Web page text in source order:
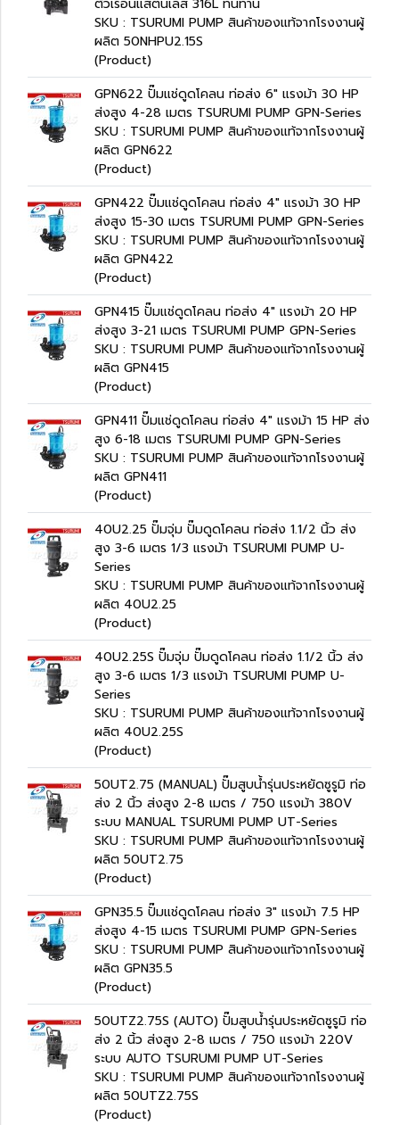
ตัวเรือนแสตนเลส 316L ทนทาน
SKU : TSURUMI PUMP สินค้าของแท้จากโรงงานผู้
ผลิต 50NHPU2.15S
(Product)
GPN622 ปั๊มแช่ดูดโคลน ท่อส่ง 6" แรงม้า 30 HP
ส่งสูง 4-28 เมตร TSURUMI PUMP GPN-Series
SKU : TSURUMI PUMP สินค้าของแท้จากโรงงานผู้
ผลิต GPN622
(Product)
GPN422 ปั๊มแช่ดูดโคลน ท่อส่ง 4" แรงม้า 30 HP
ส่งสูง 15-30 เมตร TSURUMI PUMP GPN-Series
SKU : TSURUMI PUMP สินค้าของแท้จากโรงงานผู้
ผลิต GPN422
(Product)
GPN415 ปั๊มแช่ดูดโคลน ท่อส่ง 4" แรงม้า 20 HP
ส่งสูง 3-21 เมตร TSURUMI PUMP GPN-Series
SKU : TSURUMI PUMP สินค้าของแท้จากโรงงานผู้
ผลิต GPN415
(Product)
GPN411 ปั๊มแช่ดูดโคลน ท่อส่ง 4" แรงม้า 15 HP ส่ง
สูง 6-18 เมตร TSURUMI PUMP GPN-Series
SKU : TSURUMI PUMP สินค้าของแท้จากโรงงานผู้
ผลิต GPN411
(Product)
40U2.25 ปั๊มจุ่ม ปั๊มดูดโคลน ท่อส่ง 1.1/2 นิ้ว ส่ง
สูง 3-6 เมตร 1/3 แรงม้า TSURUMI PUMP U-
Series
SKU : TSURUMI PUMP สินค้าของแท้จากโรงงานผู้
ผลิต 40U2.25
(Product)
40U2.25S ปั๊มจุ่ม ปั๊มดูดโคลน ท่อส่ง 1.1/2 นิ้ว ส่ง
สูง 3-6 เมตร 1/3 แรงม้า TSURUMI PUMP U-
Series
SKU : TSURUMI PUMP สินค้าของแท้จากโรงงานผู้
ผลิต 40U2.25S
(Product)
50UT2.75 (MANUAL) ปั๊มสูบน้ำรุ่นประหยัดซูรูมิ ท่อ
ส่ง 2 นิ้ว ส่งสูง 2-8 เมตร / 750 แรงม้า 380V
ระบบ MANUAL TSURUMI PUMP UT-Series
SKU : TSURUMI PUMP สินค้าของแท้จากโรงงานผู้
ผลิต 50UT2.75
(Product)
GPN35.5 ปั๊มแช่ดูดโคลน ท่อส่ง 3" แรงม้า 7.5 HP
ส่งสูง 4-15 เมตร TSURUMI PUMP GPN-Series
SKU : TSURUMI PUMP สินค้าของแท้จากโรงงานผู้
ผลิต GPN35.5
(Product)
50UTZ2.75S (AUTO) ปั๊มสูบน้ำรุ่นประหยัดซูรูมิ ท่อ
ส่ง 2 นิ้ว ส่งสูง 2-8 เมตร / 750 แรงม้า 220V
ระบบ AUTO TSURUMI PUMP UT-Series
SKU : TSURUMI PUMP สินค้าของแท้จากโรงงานผู้
ผลิต 50UTZ2.75S
(Product)